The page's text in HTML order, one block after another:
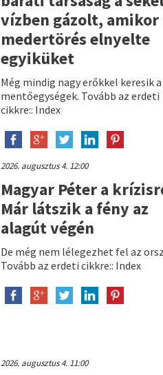
vízben gázolt, amikor
medertörés elnyelte
egyiküket
Még mindig nagy erőkkel keresik a
mentőegységek. Tovább az erdeti
cikkre:: Index
2026. augusztus 4. 12:00
Magyar Péter a
Már látszik a fény az
alagút végén
De még nem lélegezhet fel az
Tovább az erdeti cikkre:: Index
2026. augusztus 4. 11:00